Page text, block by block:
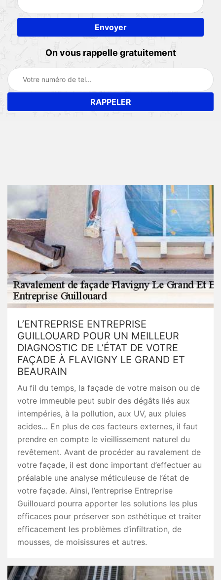
On vous rappelle gratuitement
L’ENTREPRISE ENTREPRISE
GUILLOUARD POUR UN MEILLEUR
DIAGNOSTIC DE L’ÉTAT DE VOTRE
FAÇADE À FLAVIGNY LE GRAND ET
BEAURAIN
Au fil du temps, la façade de votre maison ou de
votre immeuble peut subir des dégâts liés aux
intempéries, à la pollution, aux UV, aux pluies
acides… En plus de ces facteurs externes, il faut
prendre en compte le vieillissement naturel du
revêtement. Avant de procéder au ravalement de
votre façade, il est donc important d’effectuer au
préalable une analyse méticuleuse de l’état de
votre façade. Ainsi, l’entreprise Entreprise
Guillouard pourra apporter les solutions les plus
efficaces pour préserver son esthétique et traiter
efficacement les problèmes d’infiltration, de
mousses, de moisissures et autres.